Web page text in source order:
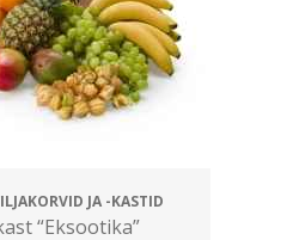
JA -KASTID
“Eksootika”